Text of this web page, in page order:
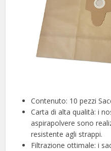
Contenuto: 10 pezzi
Carta di alta qualità: i
aspirapolvere sono
resistente agli strappi.
Filtrazione ottimale: i